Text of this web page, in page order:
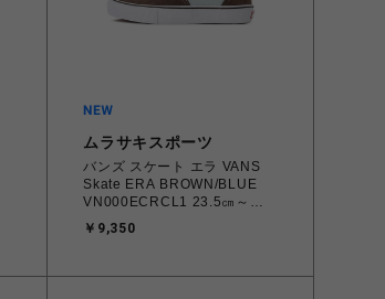
ムラサキスポーツ
バンズ スケート エラ VANS
Skate ERA BROWN/BLUE
VN000ECRCL1 23.5㎝～
ディース シューズ
￥9,350